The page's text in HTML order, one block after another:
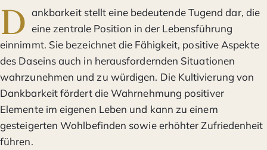
D ankbarkeit stellt eine bedeutende Tugend dar, die
eine zentrale Position in der Lebensführung
einnimmt. Sie bezeichnet die Fähigkeit, positive Aspekte
des Daseins auch in herausfordernden Situationen
wahrzunehmen und zu würdigen. Die Kultivierung von
Dankbarkeit fördert die Wahrnehmung positiver
Elemente im eigenen Leben und kann zu einem
gesteigerten Wohlbefinden sowie erhöhter Zufriedenheit
führen.